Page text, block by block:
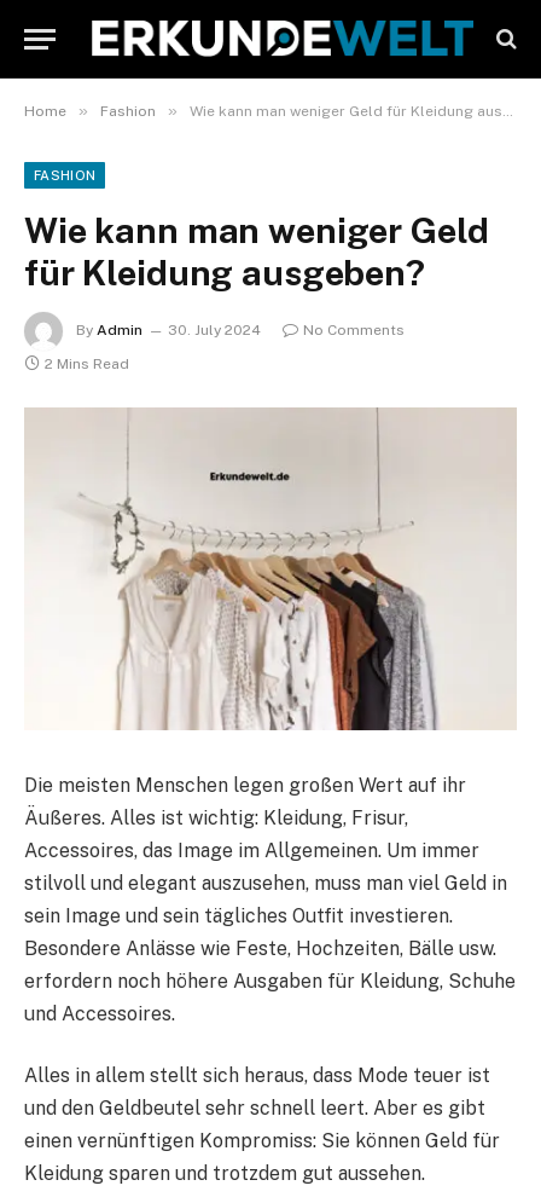
Home » Fashion » Wie kann man weniger Geld für Kleidung ausgeben?
FASHION
Wie kann man weniger Geld
für Kleidung ausgeben?
By Admin 30. July 2024
No Comments
2 Mins Read
Die meisten Menschen legen großen Wert auf ihr
Äußeres. Alles ist wichtig: Kleidung, Frisur,
Accessoires, das Image im Allgemeinen. Um immer
stilvoll und elegant auszusehen, muss man viel Geld in
sein Image und sein tägliches Outfit investieren.
Besondere Anlässe wie Feste, Hochzeiten, Bälle usw.
erfordern noch höhere Ausgaben für Kleidung, Schuhe
und Accessoires.
Alles in allem stellt sich heraus, dass Mode teuer ist
und den Geldbeutel sehr schnell leert. Aber es gibt
einen vernünftigen Kompromiss: Sie können Geld für
Kleidung sparen und trotzdem gut aussehen.